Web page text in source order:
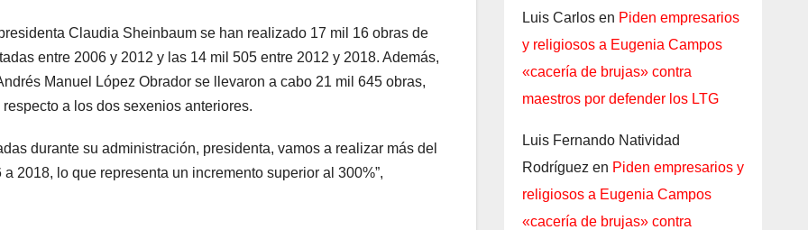
Claudia Sheinbaum se han realizado 17 mil 16 obras de
entre 2006 y 2012 y las 14 mil 505 entre 2012 y 2018. Además,
Manuel López Obrador se llevaron a cabo 21 mil 645 obras,
a los dos sexenios anteriores.
durante su administración, presidenta, vamos a realizar más del
2018, lo que representa un incremento superior al 300%”,
Luis Carlosen Piden empresarios
y religiosos a Eugenia Campos
«cacería de brujas» contra
maestros por defender los LTG
Luis Fernando Natividad
Rodríguez en Piden empresarios y
religiosos a Eugenia Campos
«cacería de brujas» contra